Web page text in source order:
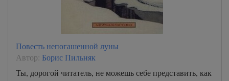
Повесть непогашенной луны
Автор: Борис Пильняк
Ты, дорогой читатель, не можешь себе представить, как